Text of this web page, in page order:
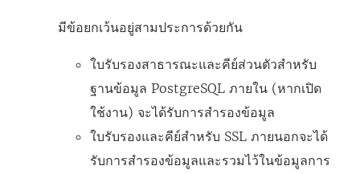
มีข้อยกเว้นอยู่สามประการด้วยกัน
ใบรับรองสาธารณะและคีย์ส่วนตัวสำหรับ
ฐานข้อมูล PostgreSQL ภายใน (หากเปิด
ใช้งาน) จะได้รับการสำรองข้อมูล
ใบรับรองและคีย์สำหรับ SSL ภายนอกจะได้
รับการสำรองข้อมูลและรวมไว้ในข้อมูลการ